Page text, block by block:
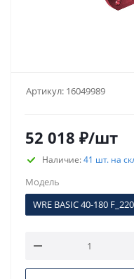
Артикул: 16049989
52 018 ₽/шт
Наличие:41 шт. на
Модель
WRE BASIC 40-180